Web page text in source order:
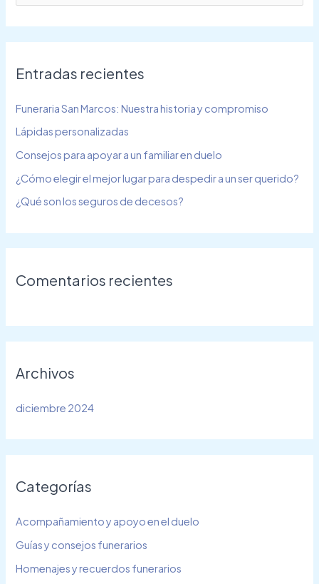
a
p
o
r
:
Entradas recientes
Funeraria San Marcos: Nuestra historia y compromiso
Lápidas personalizadas
Consejos para apoyar a un familiar en duelo
¿Cómo elegir el mejor lugar para despedir a un ser querido?
¿Qué son los seguros de decesos?
Comentarios recientes
Archivos
diciembre 2024
Categorías
Acompañamiento y apoyo en el duelo
Guías y consejos funerarios
Homenajes y recuerdos funerarios